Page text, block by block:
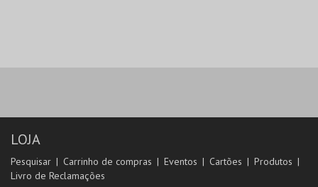
LOJA
Pesquisar Carrinho de compras Eventos Cartões
Produtos
Livro de Reclamações